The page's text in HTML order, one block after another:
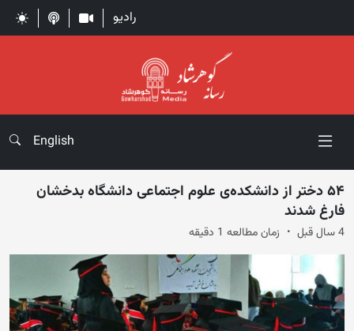
رادیو
English
۵۴ دختر از دانشکده‌ی علوم اجتماعی دانشگاه بدخشان
فارغ شدند
4 سال قبل زمان مطالعه 1 دقیقه